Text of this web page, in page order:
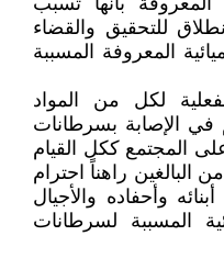
للتحقيق والقضاء
المعروفة المسببة
لكل من المواد
في الإصابة بسرطانات
المجتمع ككل القيام
البالغين راهناً احترام
وأحفاده والأجيال
المسببة لسرطانات